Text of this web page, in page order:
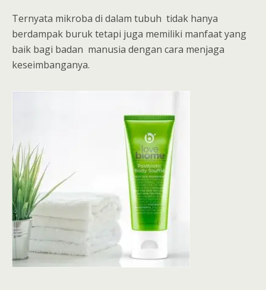
Ternyata mikroba di dalam tubuh tidak hanya
berdampak buruk tetapi juga memiliki manfaat yang
baik bagi badan manusia dengan cara menjaga
keseimbanganya.